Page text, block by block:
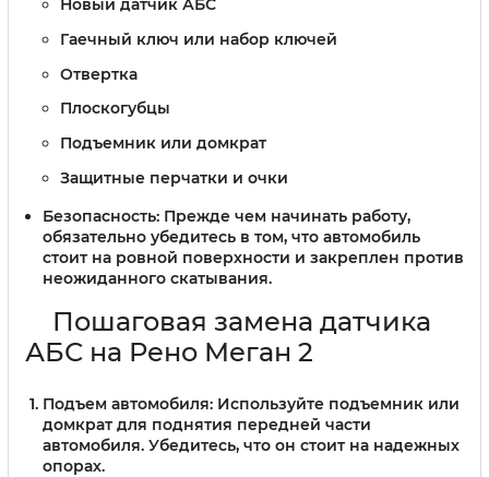
Новый датчик АБС
Гаечный ключ или набор ключей
Отвертка
Плоскогубцы
Подъемник или домкрат
Защитные перчатки и очки
Безопасность: Прежде чем начинать работу,
обязательно убедитесь в том, что автомобиль
стоит на ровной поверхности и закреплен против
неожиданного скатывания.
Пошаговая замена датчика
АБС на Рено Меган 2
Подъем автомобиля: Используйте подъемник или
домкрат для поднятия передней части
автомобиля. Убедитесь, что он стоит на надежных
опорах.